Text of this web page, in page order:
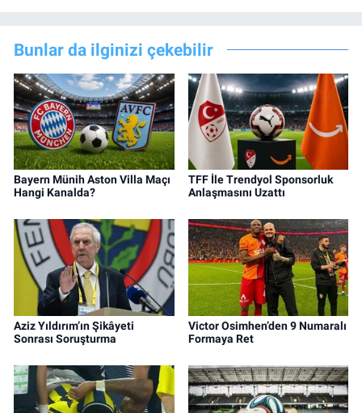
Bunlar da ilginizi çekebilir
Bayern Münih Aston Villa Maçı
Hangi Kanalda?
TFF İle Trendyol Sponsorluk
Anlaşmasını Uzattı
Aziz Yıldırım’ın Şikâyeti
Sonrası Soruşturma
Victor Osimhen’den 9 Numaralı
Formaya Ret